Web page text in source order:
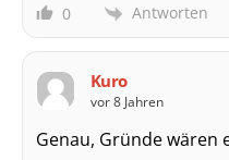
0 Antworten
Kuro
vor 8 Jahren
Genau, Gründe wären